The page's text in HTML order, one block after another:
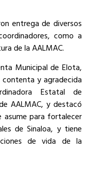
entrega de diversos
como a
de la AALMAC.
Municipal de Elota,
contenta y agradecida
Estatal de
AALMAC, y destacó
asume para fortalecer
de Sinaloa, y tiene
de vida de la